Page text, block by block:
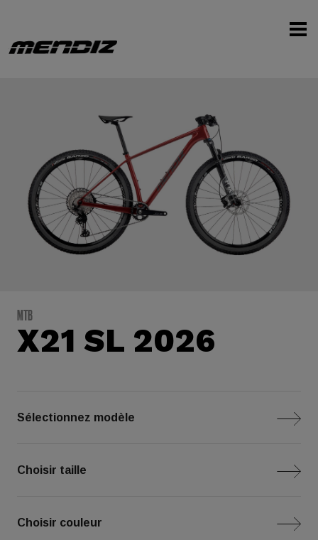
MTB
X21 SL 2026
Sélectionnez modèle
Choisir taille
Choisir couleur